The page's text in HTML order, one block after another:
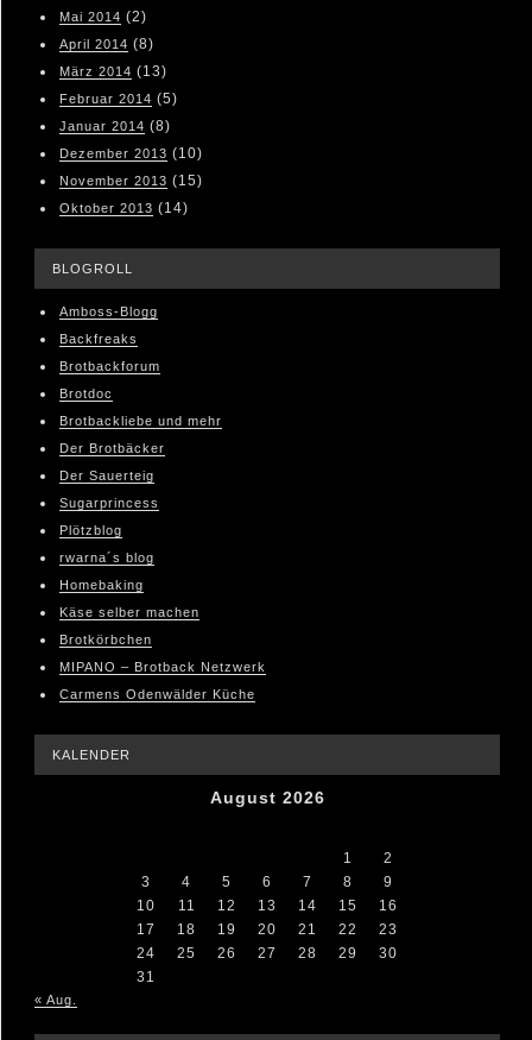
Mai 2014 (2)
April 2014 (8)
März 2014 (13)
Februar 2014 (5)
Januar 2014 (8)
Dezember 2013 (10)
November 2013 (15)
Oktober 2013 (14)
BLOGROLL
Amboss-Blogg
Backfreaks
Brotbackforum
Brotdoc
Brotbackliebe und mehr
Der Brotbäcker
Der Sauerteig
Sugarprincess
Plötzblog
rwarna´s blog
Homebaking
Käse selber machen
Brotkörbchen
MIPANO – Brotback Netzwerk
Carmens Odenwälder Küche
KALENDER
August 2026
1
2
3
4 5 6 7 8
9
10
11 12 13 14 15
16
17
18 19 20 21 22
23
24
25 26 27 28 29
30
31
« Aug.